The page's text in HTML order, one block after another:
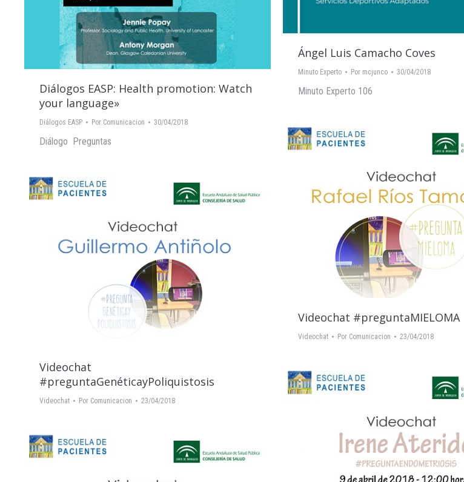
Diálogos EASP: Health promotion: Watch
your language»
Diálogos EASP Por Comunicacion 30/04/2018
Diálogo Preguntas
Ángel Luis Camacho Coves
Minuto Experto Por mcjunco 30/04/2018
Minuto Experto 106
Videochat #preguntaMIELOMA
Videochat Por Comunicacion 23/04/2018
Videochat
#preguntaGenéticayPoliquistosis
Videochat Por Comunicacion 23/04/2018